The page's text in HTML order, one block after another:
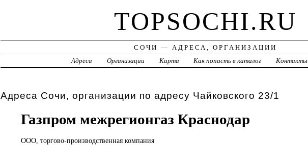
TOPSOCHI.RU
СОЧИ — АДРЕСА, ОРГАНИЗАЦИИ
Адреса
Организации Карта Как попасть в каталог Контакты
Адреса Сочи, организации по адресу Чайковского 23/1
Газпром межрегионгаз Краснодар
ООО, торгово-производственная компания